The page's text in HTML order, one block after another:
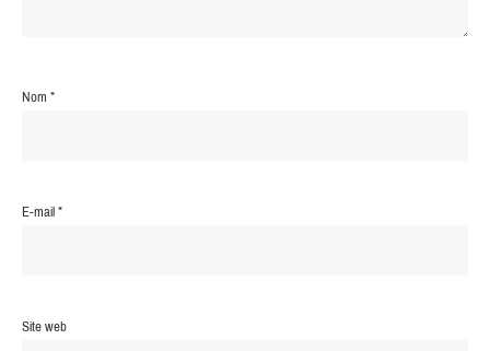
Nom*
E-mail*
Site web